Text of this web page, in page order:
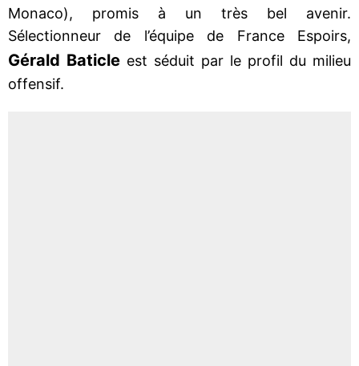
Monaco), promis à un très bel avenir.
Sélectionneur de l’équipe de France Espoirs,
Gérald Baticle est séduit par le profil du milieu
offensif.